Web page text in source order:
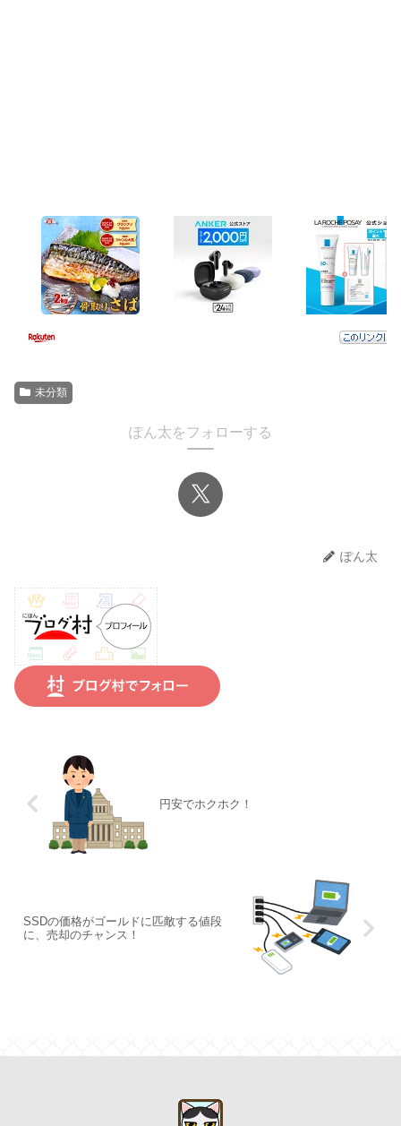
未分類
ぽん太をフォローする
ぽん太
円安でホクホク！
SSDの価格がゴールドに匹敵する値段
に、売却のチャンス！